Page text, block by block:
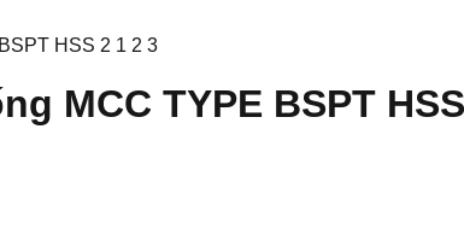
HSS 2 1 2 3
MCC TYPE BSPT